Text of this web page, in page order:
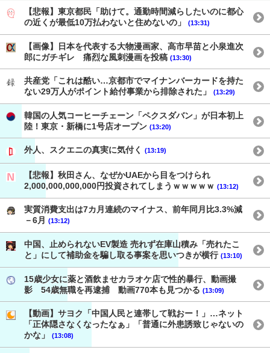
【悲報】東京都民「助けて。通勤時間減らしたいのに都心
の近くが最低10万払わないと住めないの」
(13:31)
【画像】日本を代表する大物漫画家、高市早苗と小泉進次
郎にガチギレ 痛烈な風刺漫画を投稿 (13:30)
共産党「これは酷い…京都市でマイナンバーカードを持た
ない29万人がポイント給付事業から排除された」
(13:29)
韓国の人気コーヒーチェーン「ペクスダバン」が日本初上
陸！東京・新橋に1号店オープン (13:20)
外人、スクエニの真実に気付く (13:19)
【悲報】秋田さん、なぜかUAEから目をつけられ
2,000,000,000,000円投資されてしまうｗｗｗｗｗ (13:12)
実質消費支出は7カ月連続のマイナス、前年同月比3.3%減
－6月
(13:12)
中国、止められないEV製造 売れず在庫山積み「売れたこ
と」にして補助金を騙し取る事案を思いつきが横行 (13:10)
15歳少女に薬と酒飲ませカラオケ店で性的暴行、動画撮
影 54歳無職を再逮捕 動画770本も見つかる (13:09)
【動画】サヨク「中国人民と連帯して戦おー！」…ネット
「正体隠さなくなったなぁ」「普通に外患誘致じゃないの
かな」
(13:08)